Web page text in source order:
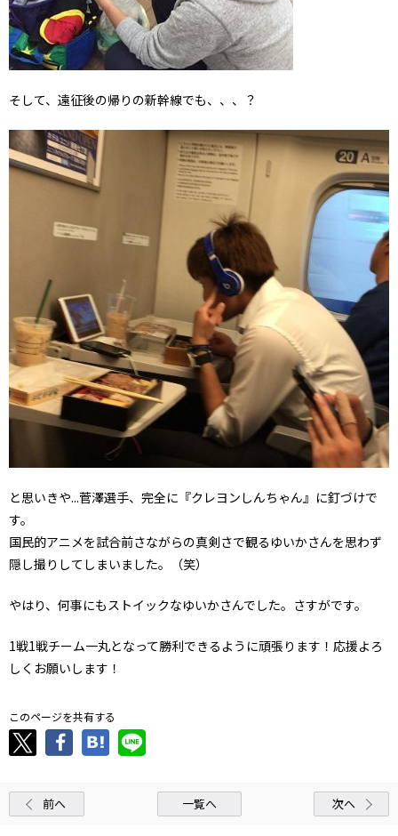
そして、遠征後の帰りの新幹線でも、、、？
と思いきや...菅澤選手、完全に『クレヨンしんちゃん』に釘づけで
す。
国民的アニメを試合前さながらの真剣さで観るゆいかさんを思わず
隠し撮りしてしまいました。（笑）
やはり、何事にもストイックなゆいかさんでした。さすがです。
1戦1戦チーム一丸となって勝利できるように頑張ります！応援よろ
しくお願いします！
このページを共有する
前へ 一覧へ 次へ